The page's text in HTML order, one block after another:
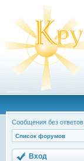
Сообщения без ответов
Список форумов
Вход